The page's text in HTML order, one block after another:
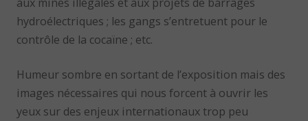
hydroélectriques ; les gangs s’entretuent pour le
contrôle de la cocaïne ; etc.
Humeur sombre en sortant de l’exposition mais des
images nécessaires qui nous forcent à ouvrir les
yeux sur des enjeux internationaux trop peu